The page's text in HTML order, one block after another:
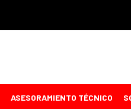
ASESORAMIENTO TÉCNICO